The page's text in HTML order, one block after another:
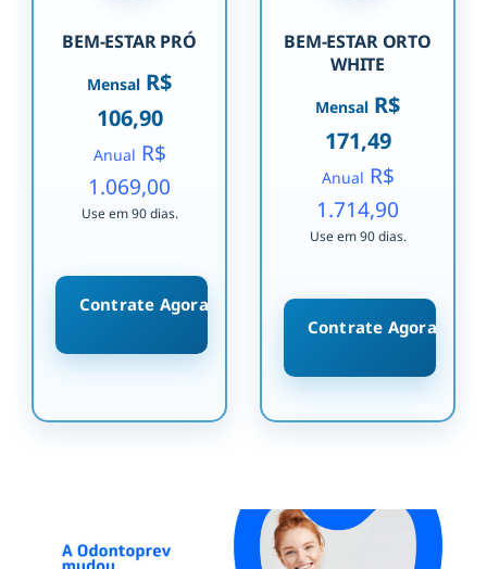
BEM-ESTAR PRÓ
Mensal R$
106,90
Anual R$
1.069,00
Use em 90 dias.
Contrate Agora
BEM-ESTAR ORTO
WHITE
Mensal R$
171,49
Anual R$
1.714,90
Use em 90 dias.
Contrate Agora